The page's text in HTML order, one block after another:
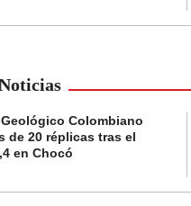
Colombiano
de 20 réplicas tras el
en Chocó